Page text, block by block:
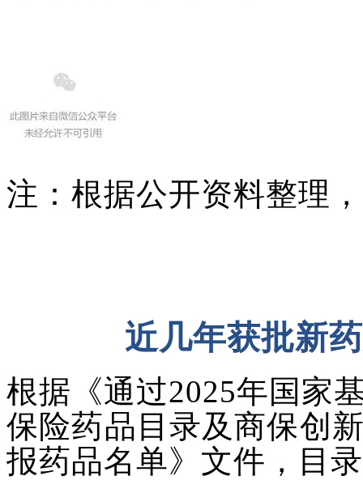
注：根据公开资料整理
近几年获批新
根据《通过2025年国家
保险药品目录及商保创
报药品名单》文件，目